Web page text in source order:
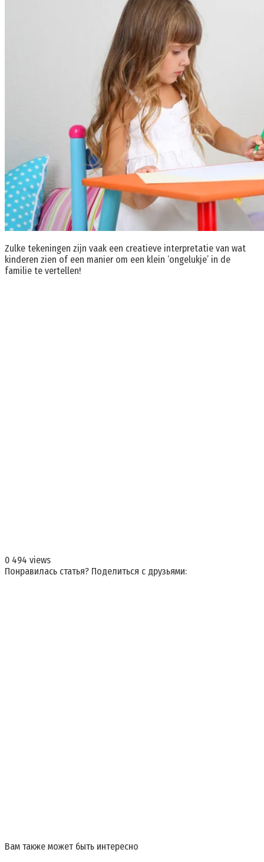
Zulke tekeningen zijn vaak een creatieve interpretatie van wat
kinderen zien of een manier om een ​​klein ‘ongelukje’ in de
familie te vertellen!
0 494 views
Понравилась статья? Поделиться с друзьями:
Вам также может быть интересно